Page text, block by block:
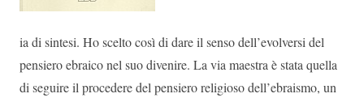
ia di sintesi. Ho scelto così di dare il senso dell’evolversi del
pensiero ebraico nel suo divenire. La via maestra è stata quella
di seguire il procedere del pensiero religioso dell’ebraismo, un